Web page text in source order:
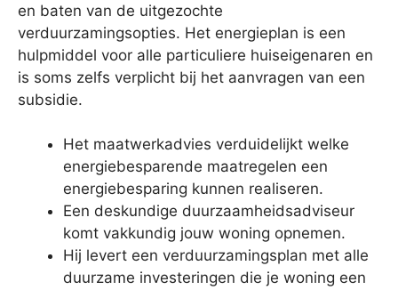
en baten van de uitgezochte
verduurzamingsopties. Het energieplan is een
hulpmiddel voor alle particuliere huiseigenaren en
is soms zelfs verplicht bij het aanvragen van een
subsidie.
Het maatwerkadvies verduidelijkt welke
energiebesparende maatregelen een
energiebesparing kunnen realiseren.
Een deskundige duurzaamheidsadviseur
komt vakkundig jouw woning opnemen.
Hij levert een verduurzamingsplan met alle
duurzame investeringen die je woning een